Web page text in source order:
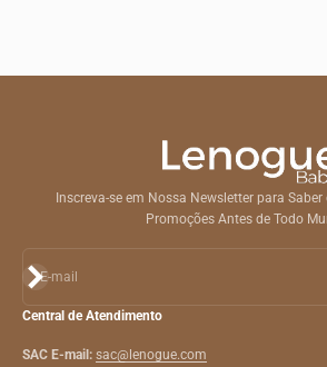
Inscreva-se em Nossa Newsletter para
Promoções Antes de Todo
E-mail
Assinar
Central de Atendimento
SAC E-mail: sac@lenogue.com